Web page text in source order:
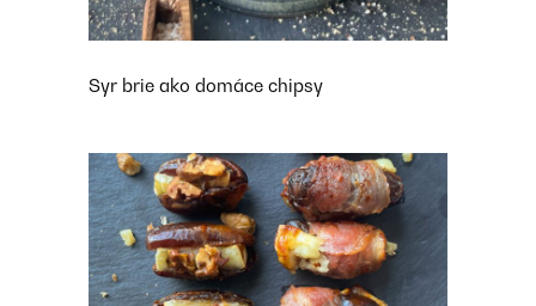
Syr brie ako domáce chipsy